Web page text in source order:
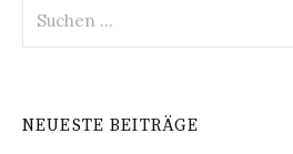
nach:
NEUESTE BEITRÄGE